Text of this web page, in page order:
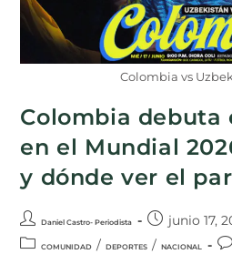
Colombia vs
Colombia debuta
en el Mundial
y dónde ver el
Daniel Castro- Periodista junio 17,
COMUNIDAD / DEPORTES / NACIONAL